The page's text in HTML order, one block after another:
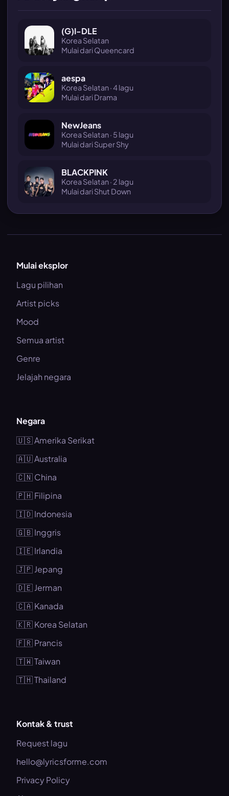
(G)I-DLE
Korea Selatan
Mulai dari Queencard
aespa
Korea Selatan · 4 lagu
Mulai dari Drama
NewJeans
Korea Selatan · 5 lagu
Mulai dari Super Shy
BLACKPINK
Korea Selatan · 2 lagu
Mulai dari Shut Down
Mulai eksplor
Lagu pilihan
Artist picks
Mood
Semua artist
Genre
Jelajah negara
Negara
🇺🇸 Amerika Serikat
🇦🇺 Australia
🇨🇳 China
🇵🇭 Filipina
🇮🇩 Indonesia
🇬🇧 Inggris
🇮🇪 Irlandia
🇯🇵 Jepang
🇩🇪 Jerman
🇨🇦 Kanada
🇰🇷 Korea Selatan
🇫🇷 Prancis
🇹🇼 Taiwan
🇹🇭 Thailand
Kontak & trust
Request lagu
hello@lyricsforme.com
Privacy Policy